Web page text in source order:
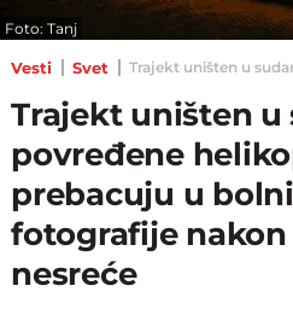
Foto: Tanj
Vesti Svet Trajekt uništen u
Trajekt uništen u
povređene
prebacuju u
fotografije nakon
nesreće